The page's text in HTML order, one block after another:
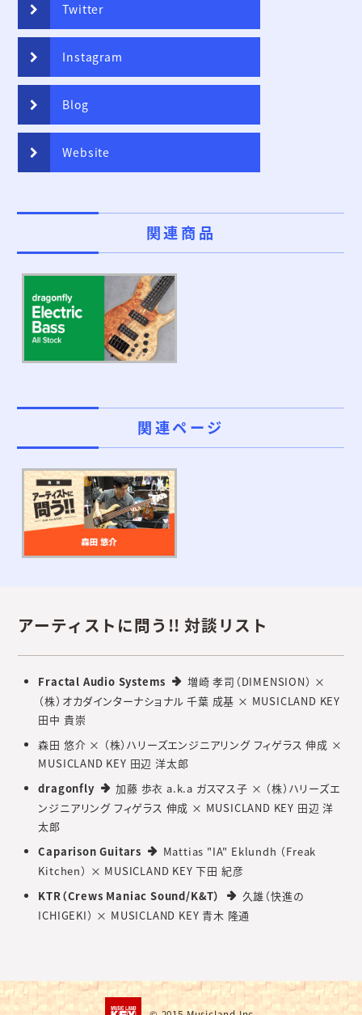
Twitter
Instagram
Blog
Website
関連商品
関連ページ
アーティストに問う!! 対談リスト
Fractal Audio Systems
増崎 孝司（DIMENSION） ×
（株）オカダインターナショナル 千葉 成基 × MUSICLAND KEY
田中 貴崇
森田 悠介 × （株）ハリーズエンジニアリング フィゲラス 伸成 ×
MUSICLAND KEY 田辺 洋太郎
dragonfly
加藤 歩衣 a.k.a ガスマス子 × （株）ハリーズエ
ンジニアリング フィゲラス 伸成 × MUSICLAND KEY 田辺 洋
太郎
Caparison Guitars
Mattias "IA" Eklundh （Freak
Kitchen） × MUSICLAND KEY 下田 紀彦
KTR（Crews Maniac Sound/K&T）
久雄（快進の
ICHIGEKI） × MUSICLAND KEY 青木 隆通